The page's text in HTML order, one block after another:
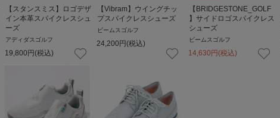
【スタンスミス】ロゴデザ
イン本革スパイクレスシュ
ーズ
アディダスゴルフ
19,800円(税込)
【Vibram】ウイングチッ
プスパイクレスシューズ
ビームスゴルフ
24,200円(税込)
【BRIDGESTONE_GOLF
】サイドロゴスパイクレス
シューズ
ビームスゴルフ
14,630円(税込)